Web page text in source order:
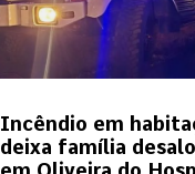
Incêndio em
deixa família